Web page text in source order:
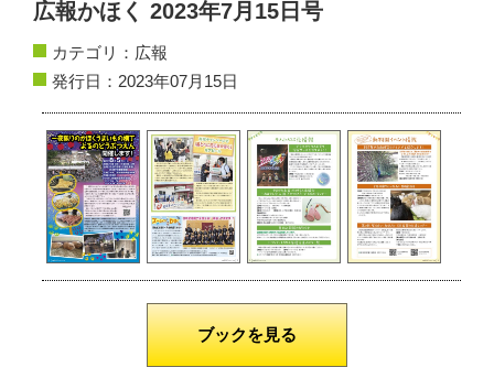
広報かほく 2023年7月15日号
カテゴリ： 広報
発行日：2023年07月15日
ブックを見る
個人情報保護方針
動作環境
リンク集